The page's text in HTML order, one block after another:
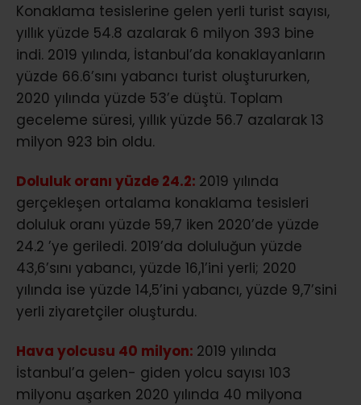
Konaklama tesislerine gelen yerli turist sayısı,
yıllık yüzde 54.8 azalarak 6 milyon 393 bine
indi. 2019 yılında, İstanbul’da konaklayanların
yüzde 66.6’sını yabancı turist oluştururken,
2020 yılında yüzde 53’e düştü. Toplam
geceleme süresi, yıllık yüzde 56.7 azalarak 13
milyon 923 bin oldu.
Doluluk oranı yüzde 24.2: 2019 yılında
gerçekleşen ortalama konaklama tesisleri
doluluk oranı yüzde 59,7 iken 2020’de yüzde
24.2 ’ye geriledi. 2019’da doluluğun yüzde
43,6’sını yabancı, yüzde 16,1’ini yerli; 2020
yılında ise yüzde 14,5’ini yabancı, yüzde 9,7’sini
yerli ziyaretçiler oluşturdu.
Hava yolcusu 40 milyon: 2019 yılında
İstanbul’a gelen- giden yolcu sayısı 103
milyonu aşarken 2020 yılında 40 milyona